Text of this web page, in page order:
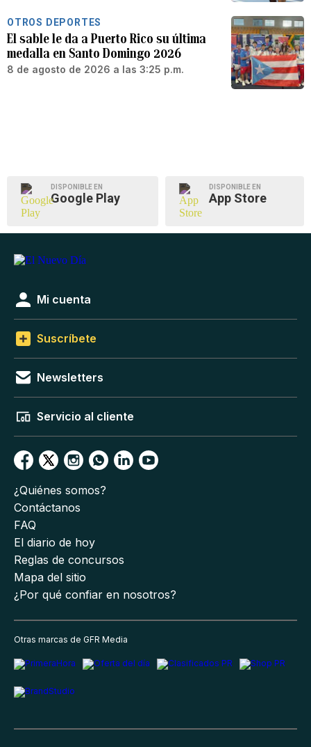
OTROS DEPORTES
El sable le da a Puerto Rico su última
medalla en Santo Domingo 2026
8 de agosto de 2026 a las 3:25 p.m.
DISPONIBLE EN
Google Play
DISPONIBLE EN
App Store
Mi cuenta
Suscríbete
Newsletters
Servicio al cliente
¿Quiénes somos?
Contáctanos
FAQ
El diario de hoy
Reglas de concursos
Mapa del sitio
¿Por qué confiar en nosotros?
Otras marcas de GFR Media